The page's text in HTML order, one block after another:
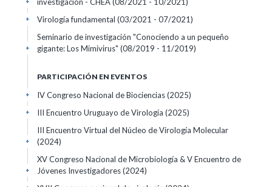
Virología fundamental (03/2021 - 07/2021)
+
Seminario de investigación "Conociendo a un pequeño
gigante: Los Mimivirus" (08/2019 - 11/2019)
+
PARTICIPACIÓN EN EVENTOS
IV Congreso Nacional de Biociencias(2025)
+
III Encuentro Uruguayo de Virología (2025)
+
III Encuentro Virtual del Núcleo de Virología Molecular
(2024)
+
XV Congreso Nacional de Microbiología & V Encuentro de
Jóvenes Investigadores(2024)
+